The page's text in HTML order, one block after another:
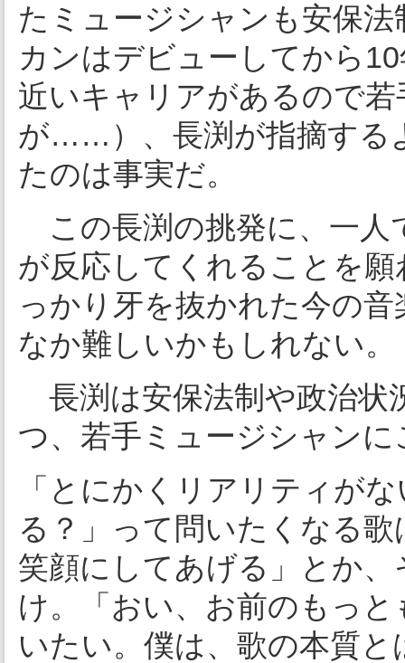
たミュージシャンも安保
カンはデビューしてから
近いキャリアがあるので
が……）、長渕が指摘する
たのは事実だ。
この長渕の挑発に、一人
が反応してくれることを
っかり牙を抜かれた今の
なか難しいかもしれない。
長渕は安保法制や政治状
つ、若手ミュージシャン
「とにかくリアリティが
る？」って問いたくなる
笑顔にしてあげる」とか
け。「おい、お前のもっ
いたい。僕は、歌の本質